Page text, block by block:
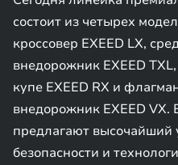
состоит из четырех
кроссовер EXEED LX,
внедорожник EXEED
купе EXEED RX и
внедорожник EXEED VX.
предлагают высочайший
безопасности и